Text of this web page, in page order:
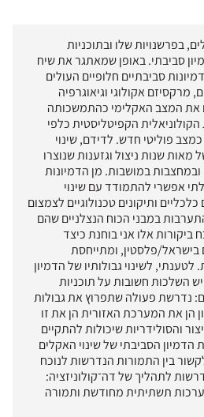
בפרשנויות שלו ובתוכניות
סביבתי. באופן שמאתגר את שיח
סביבתיים חלופיים העולים
מרקסיזם אקולוגי וגיאוגרפיה
את המצב האקלימי כהתמשכותה
הקפיטליסטית כלפי
פוליטי חדש. לדידם, שינוי
מאות שנות ניצול וגזענות שנוצרו
במושבות. מן הדמיונות
אפשרי להתמודד עם שינוי
ותיקונים טכנולוגיים לצמצום
במבני הכוח הנצלניים שהם
אלו אני בוחנת כיצד
בישראל/פלסטין, ומתייחסת
לשינוי גבולותיו של הדמיון
השלכות חשובות על תוכניות
נדרשת פעולה שתפרוץ את גבולות
הן את המערכת האזורית הן את זו
והסולידריות שיכולות להתקיים
הסביבתי של שינוי האקלים
בין התמורות הנדרשות לנוכח
לתהליך של דה־קולוניזציה:
תשתיתית מחודשת ותמורה